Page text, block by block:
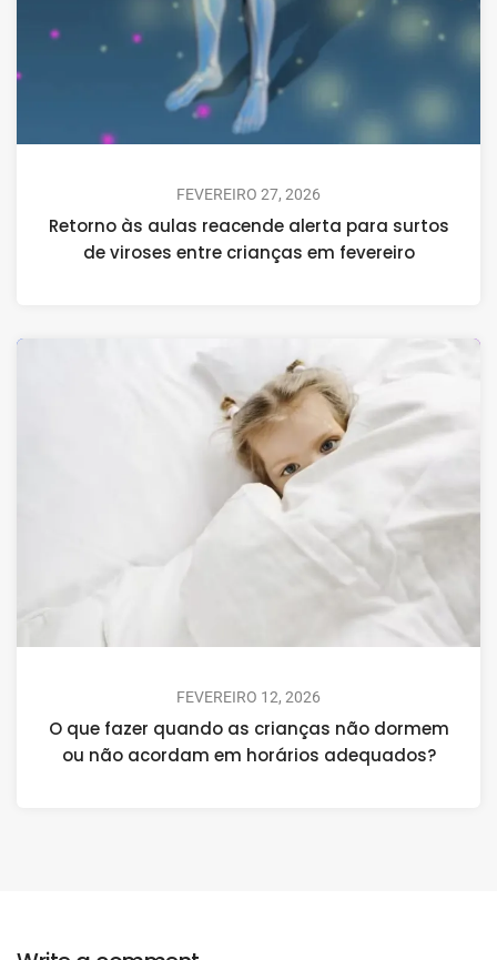
FEVEREIRO 27, 2026
Retorno às aulas reacende alerta para surtos
de viroses entre crianças em fevereiro
FEVEREIRO 12, 2026
O que fazer quando as crianças não dormem
ou não acordam em horários adequados?